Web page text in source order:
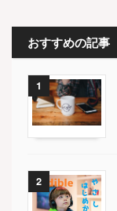
おすすめの記事
1
2